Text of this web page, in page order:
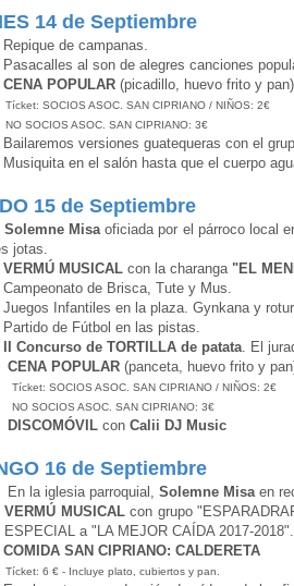
14 de Septiembre
de campanas.
al son de alegres canciones
CENA POPULAR (picadillo, huevo frito y pan).
ASOC. SAN CIPRIANO / NIÑOS: 2€
ASOC. SAN CIPRIANO: 3€
Bailaremos versiones guatequeras con el
en el salón hasta que el cuerpo
15 de Septiembre
Solemne Misaoficiada por el párroco local
jotas.
VERMÚ MUSICAL con la charanga "EL
de Brisca, Tute y Mus.
Juegos Infantiles en la plaza. Gynkana y
de Fútbol en las pistas.
II Concurso de TORTILLA de patata . El
CENA POPULAR (panceta, huevo frito y
ASOC. SAN CIPRIANO / NIÑOS: 2€
ASOC. SAN CIPRIANO: 3€
DISCOMÓVIL con Calii DJ Music
16 de Septiembre
En la iglesia parroquial, Solemne Misa en
VERMÚ MUSICALcon grupo
ESPECIAL a "LA MEJOR CAÍDA 2017-2018".
COMIDA SAN CIPRIANO: CALDERETA
€ - Incluye plato, cubiertos y pan.